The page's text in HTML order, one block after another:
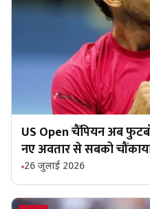
US Open चैंपियन अब
नए अवतार से सबको
26 जुलाई 2026